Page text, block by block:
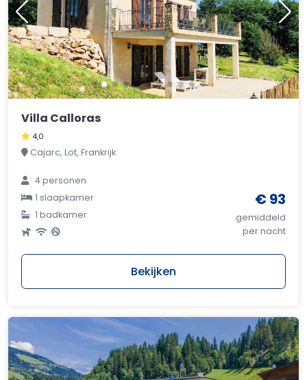
Villa Calloras
4,0
Cajarc, Lot, Frankrijk
4 personen
1 slaapkamer
1 badkamer
€ 93
gemiddeld
per nacht
Bekijken